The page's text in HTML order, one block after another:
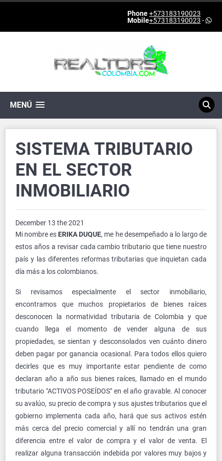
Phone+573183190023
Mobile+573183190023 -
MENÚ
SISTEMA TRIBUTARIO
EN EL SECTOR
INMOBILIARIO
December 13 the 2021
Mi nombre es ERIKA DUQUE, me he desempeñado a lo largo de
estos años a revisar cada cambio tributario que tiene nuestro
país y las diferentes reformas tributarias que inquietan cada
día más a los colombianos.
Si revisamos especialmente el sector inmobiliario,
encontramos que muchos propietarios de bienes raíces
desconocen la normatividad tributaria de Colombia y que
cuando llega el momento de vender alguna de sus
propiedades, se sientan y desconsolados ven cuánto dinero
deben pagar por ganancia ocasional. Para todos ellos quiero
decirles que es muy importante estar pendiente de como
declaran año a año sus bienes raíces, llamado en el mundo
tributario "ACTIVOS POSEÍDOS" en el año gravable. Al conocer
su avalúo, su precio de compra y sus ajustes tributarios que el
gobierno implementa cada año, hará que sus activos estén
más cerca del precio comercial y allí no tendrán una gran
diferencia entre el valor de compra y el valor de venta. El
realizar alguna transacción indebida por valores muy bajos y